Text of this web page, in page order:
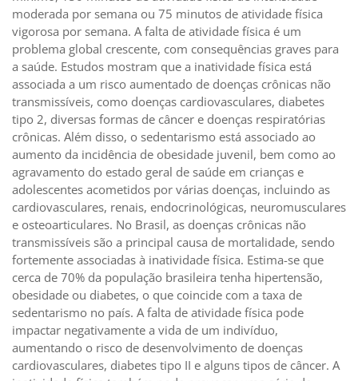
moderada por semana ou 75 minutos de atividade física
vigorosa por semana. A falta de atividade física é um
problema global crescente, com consequências graves para
a saúde. Estudos mostram que a inatividade física está
associada a um risco aumentado de doenças crônicas não
transmissíveis, como doenças cardiovasculares, diabetes
tipo 2, diversas formas de câncer e doenças respiratórias
crônicas. Além disso, o sedentarismo está associado ao
aumento da incidência de obesidade juvenil, bem como ao
agravamento do estado geral de saúde em crianças e
adolescentes acometidos por várias doenças, incluindo as
cardiovasculares, renais, endocrinológicas, neuromusculares
e osteoarticulares. No Brasil, as doenças crônicas não
transmissíveis são a principal causa de mortalidade, sendo
fortemente associadas à inatividade física. Estima-se que
cerca de 70% da população brasileira tenha hipertensão,
obesidade ou diabetes, o que coincide com a taxa de
sedentarismo no país. A falta de atividade física pode
impactar negativamente a vida de um indivíduo,
aumentando o risco de desenvolvimento de doenças
cardiovasculares, diabetes tipo II e alguns tipos de câncer. A